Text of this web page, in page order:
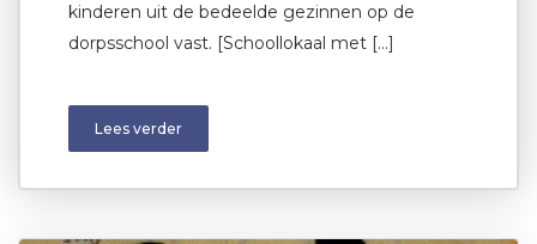
kinderen uit de bedeelde gezinnen op de
dorpsschool vast. [Schoollokaal met […]
Lees verder